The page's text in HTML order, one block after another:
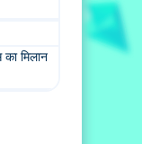
का मिलान